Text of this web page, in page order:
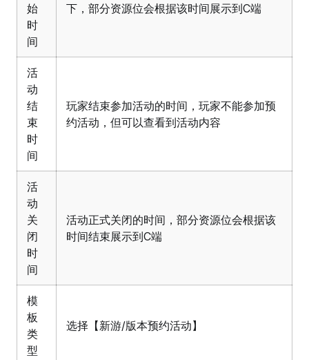
始
时
间
下，部分资源位会根据该时间展示到C端
活
动
结
束
时
间
玩家结束参加活动的时间，玩家不能参加预
约活动，但可以查看到活动内容
活
动
关
闭
时
间
活动正式关闭的时间，部分资源位会根据该
时间结束展示到C端
模
板
类
型
选择【新游/版本预约活动】